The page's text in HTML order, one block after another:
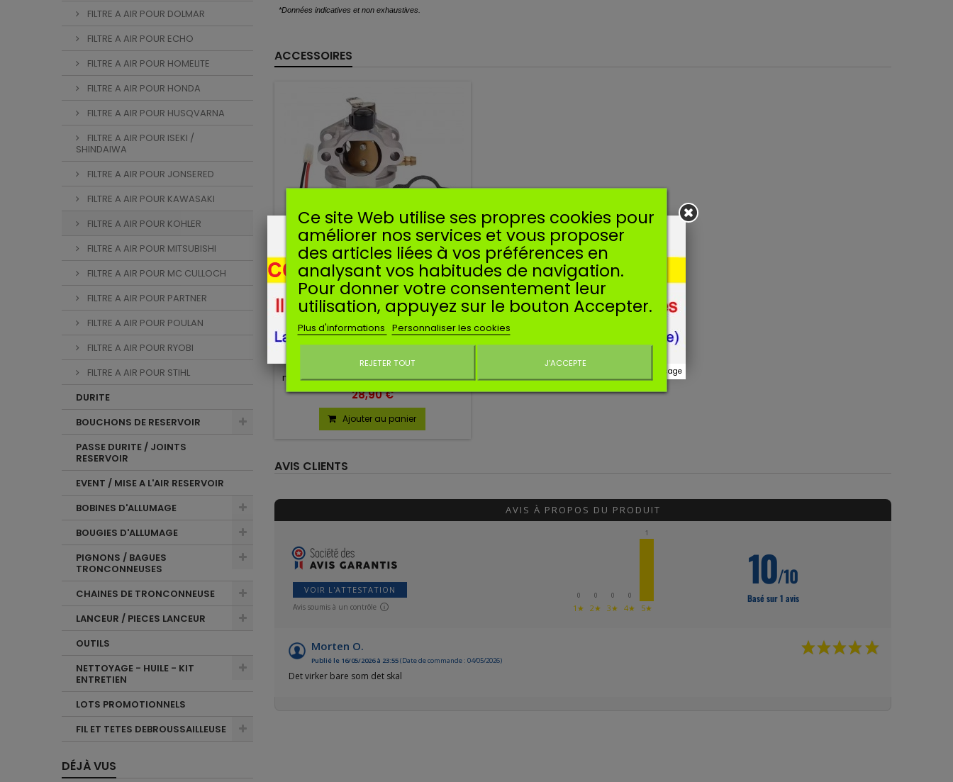
FILTRE A AIR POUR DOLMAR
FILTRE A AIR POUR ECHO
FILTRE A AIR POUR HOMELITE
FILTRE A AIR POUR HONDA
FILTRE A AIR POUR HUSQVARNA
FILTRE A AIR POUR ISEKI /
SHINDAIWA
FILTRE A AIR POUR JONSERED
FILTRE A AIR POUR KAWASAKI
FILTRE A AIR POUR KOHLER
FILTRE A AIR POUR MITSUBISHI
FILTRE A AIR POUR MC CULLOCH
FILTRE A AIR POUR PARTNER
FILTRE A AIR POUR POULAN
FILTRE A AIR POUR RYOBI
FILTRE A AIR POUR STIHL
DURITE
BOUCHONS DE RESERVOIR
PASSE DURITE / JOINTS
RESERVOIR
EVENT / MISE A L'AIR RESERVOIR
BOBINES D'ALLUMAGE
BOUGIES D'ALLUMAGE
PIGNONS / BAGUES
TRONCONNEUSES
CHAINES DE TRONCONNEUSE
LANCEUR / PIECES LANCEUR
OUTILS
NETTOYAGE - HUILE - KIT
ENTRETIEN
LOTS PROMOTIONNELS
FIL ET TETES DEBROUSSAILLEUSE
DÉJÀ VUS
*Données indicatives et non exhaustives.
ACCESSOIRES
RéférenceSCARBKOHCV
Manufacturer:SOSMEMBRANES
CARBURATEUR POUR KOHLER CV13,
CV14, CV15, CV16
Carburateur compatible pour
moteurs KOHLER CV13, CV14, CV15, CV16.
28,90 €
Ajouter au panier
AVIS CLIENTS
AVIS À PROPOS DU PRODUIT
VOIR L'ATTESTATION
Avis soumis à un contrôle
0
1★
0
2★
0
3★
0
4★
1
5★
10/10
Basé sur 1 avis
Morten O.
Publié le 16/05/2026 à 23:55(Date de commande : 04/05/2026)
Det virker bare som det skal
Ce site Web utilise ses propres cookies pour
améliorer nos services et vous proposer
des articles liées à vos préférences en
analysant vos habitudes de navigation.
Pour donner votre consentement leur
utilisation, appuyez sur le bouton Accepter.
Plus d'informations Personnaliser les cookies
REJETER TOUT J'ACCEPTE
Ne plus afficher ce message